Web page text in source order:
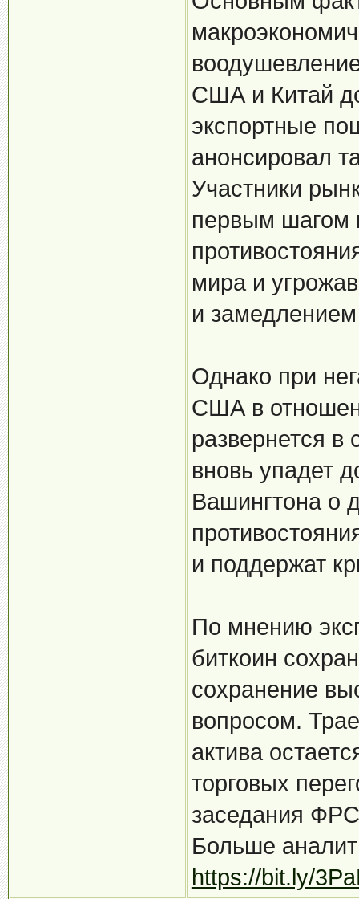
США и Китай
экспортные
анонсировал
Участники
первым шагом
мира и
и
Однако при
США в
развернется в
вновь упадет
Вашингтона о
и поддержат
По мнению
биткоин
сохранение
вопросом.
актива
торговых
заседания
Больше
https://bit.ly/